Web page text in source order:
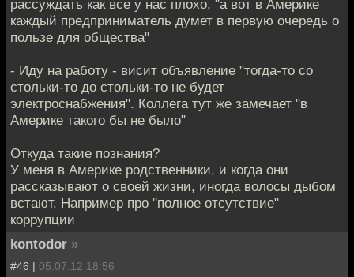
рассуждать как все у нас плохо, "а вот в Америке
каждый предприниматель думет в первую очередь о
пользе для общества"
- Иду на работу - висит объявление "тогда-то со
стольки-то до стольки-то не будет
электроснабжения". Коллега тут же замечает "в
Америке такого бы не было"
Откуда такие познания?
У меня в Америке родственники, и когда они
рассказывают о своей жизни, иногда волосы дыбом
встают. Например про "полное отсутствие"
коррупции
kontodor »
#46 | 05.07.12 18:56